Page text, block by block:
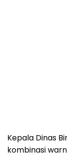
Kepala Dinas
kombinasi